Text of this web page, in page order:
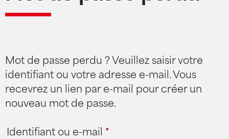
Mot de passe perdu ? Veuillez saisir votre
identifiant ou votre adresse e-mail. Vous
recevrez un lien par e-mail pour créer un
nouveau mot de passe.
Identifiant ou e-mail *